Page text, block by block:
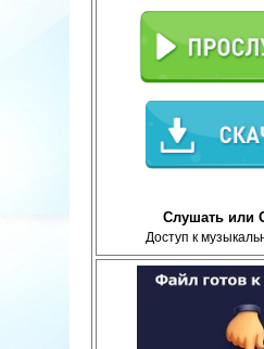
Слушать или
Доступ к